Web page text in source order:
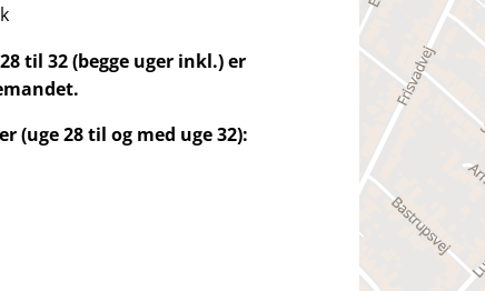
til 32 (begge uger inkl.) er
(uge 28 til og med uge 32):